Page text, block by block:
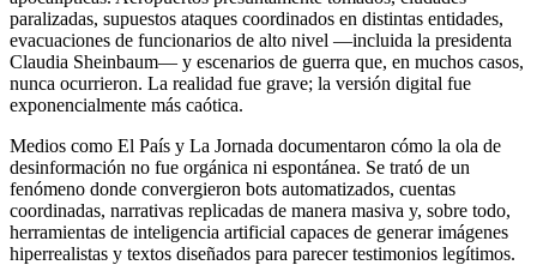
paralizadas, supuestos ataques coordinados en distintas entidades,
evacuaciones de funcionarios de alto nivel —incluida la presidenta
Claudia Sheinbaum— y escenarios de guerra que, en muchos casos,
nunca ocurrieron. La realidad fue grave; la versión digital fue
exponencialmente más caótica.
Medios como El País y La Jornada documentaron cómo la ola de
desinformación no fue orgánica ni espontánea. Se trató de un
fenómeno donde convergieron bots automatizados, cuentas
coordinadas, narrativas replicadas de manera masiva y, sobre todo,
herramientas de inteligencia artificial capaces de generar imágenes
hiperrealistas y textos diseñados para parecer testimonios legítimos.